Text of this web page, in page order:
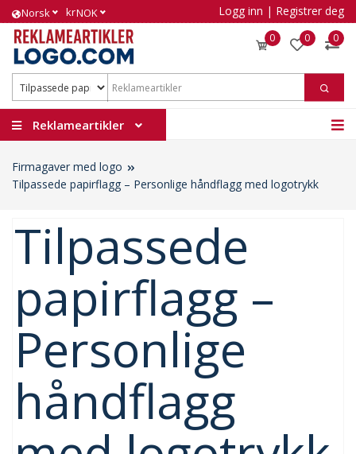
Norsk krNOK Logg inn | Registrer deg
0 0 0
Reklameartikler
Firmagaver med logo
Tilpassede papirflagg – Personlige håndflagg med logotrykk
Tilpassede
papirflagg –
Personlige
håndflagg